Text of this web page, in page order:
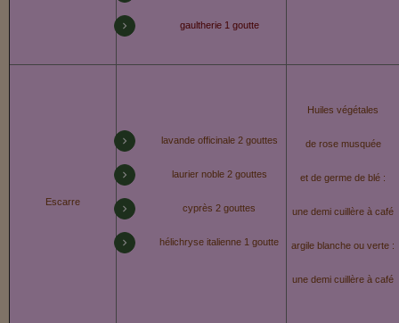
gaultherie 1 goutte
Escarre
lavande officinale 2 gouttes
laurier noble 2 gouttes
cyprès 2 gouttes
hélichryse italienne 1 goutte
Huiles végétales
de rose musquée
et de germe de blé :
une demi cuillère à café
argile blanche ou verte :
une demi cuillère à café